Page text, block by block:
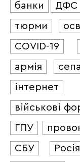
банки ДФС
тюрми
COVID-19
армія
інтернет
військові
ГПУ
СБУ
Росія